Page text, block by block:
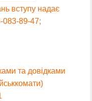
вступу надає
083-89-47;
та довідками